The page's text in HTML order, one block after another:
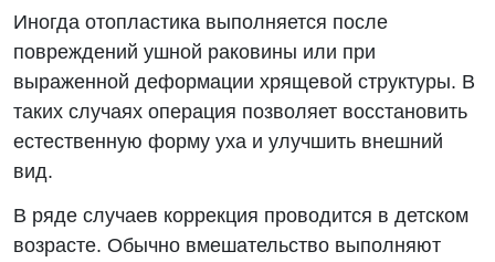
Иногда отопластика выполняется после
повреждений ушной раковины или при
выраженной деформации хрящевой структуры. В
таких случаях операция позволяет восстановить
естественную форму уха и улучшить внешний
вид.
В ряде случаев коррекция проводится в детском
возрасте. Обычно вмешательство выполняют